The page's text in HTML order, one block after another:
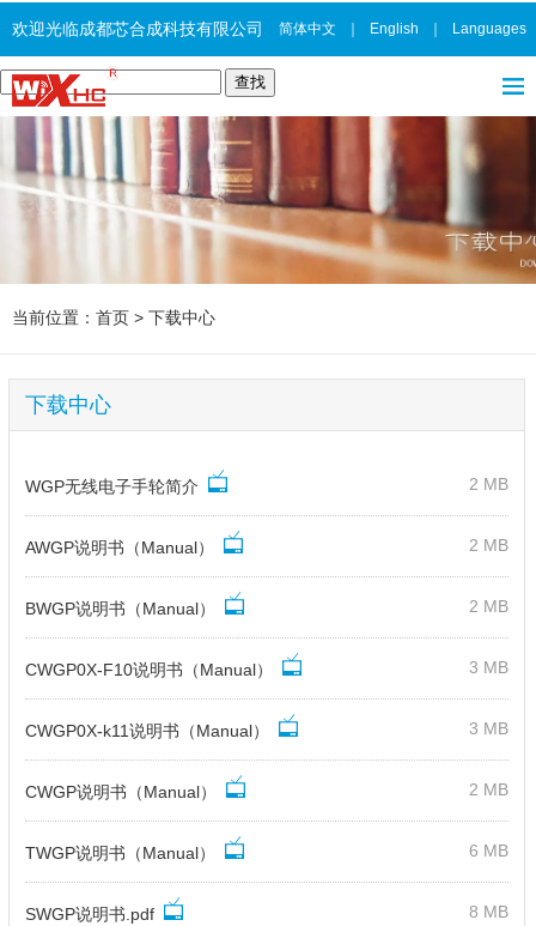
欢迎光临成都芯合成科技有限公司 简体中文 English Languages
当前位置： 首页 > 下载中心
下载中心
WGP无线电子手轮简介 2 MB
AWGP说明书（Manual） 2 MB
BWGP说明书（Manual） 2 MB
CWGP0X-F10说明书（Manual） 3 MB
CWGP0X-k11说明书（Manual） 3 MB
CWGP说明书（Manual） 2 MB
TWGP说明书（Manual） 6 MB
SWGP说明书.pdf 8 MB